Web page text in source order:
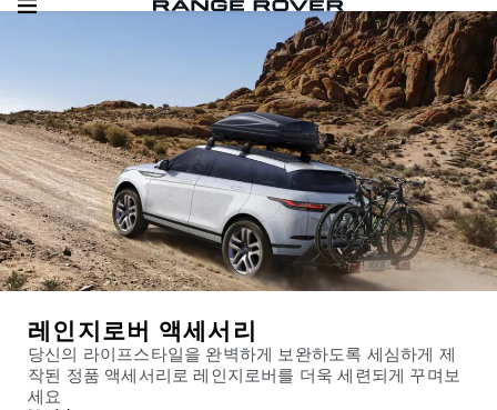
레인지로버 액세서리
당신의 라이프스타일을 완벽하게 보완하도록 세심하게 제
작된 정품 액세서리로 레인지로버를 더욱 세련되게 꾸며보
세요